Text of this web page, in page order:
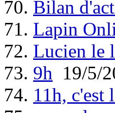
70. Bilan
71. Lapin
72. Lucien le
73. 9h 19/5/
74. 11h, c'est